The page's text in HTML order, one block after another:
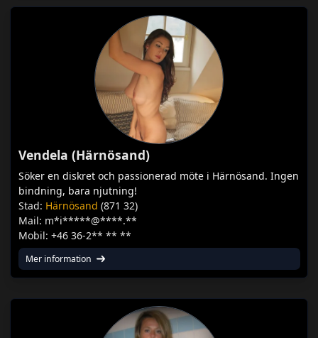
Vendela (Härnösand)
Söker en diskret och passionerad möte i Härnösand. Ingen
bindning, bara njutning!
Stad: Härnösand (871 32)
Mail: m*i*****@****.**
Mobil: +46 36-2** ** **
Mer information